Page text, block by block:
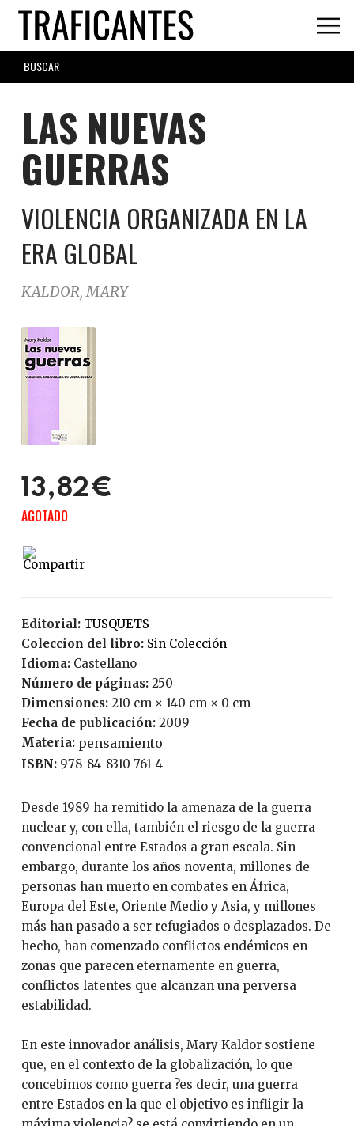
Skip
main
content
SEARCH
FORM
LAS NUEVAS
GUERRAS
VIOLENCIA ORGANIZADA EN LA
ERA GLOBAL
KALDOR, MARY
13,82€
AGOTADO
Editorial:
TUSQUETS
Coleccion del libro:
Sin Colección
Idioma:
Castellano
Número de páginas:
250
Dimensiones: 210 cm × 140 cm × 0 cm
Fecha de publicación:
2009
Materia: pensamiento
ISBN: 978-84-8310-761-4
Desde 1989 ha remitido la amenaza de la guerra
nuclear y, con ella, también el riesgo de la guerra
convencional entre Estados a gran escala. Sin
embargo, durante los años noventa, millones de
personas han muerto en combates en África,
Europa del Este, Oriente Medio y Asia, y millones
más han pasado a ser refugiados o desplazados. De
hecho, han comenzado conflictos endémicos en
zonas que parecen eternamente en guerra,
conflictos latentes que alcanzan una perversa
estabilidad.
En este innovador análisis, Mary Kaldor sostiene
que, en el contexto de la globalización, lo que
concebimos como guerra ?es decir, una guerra
entre Estados en la que el objetivo es infligir la